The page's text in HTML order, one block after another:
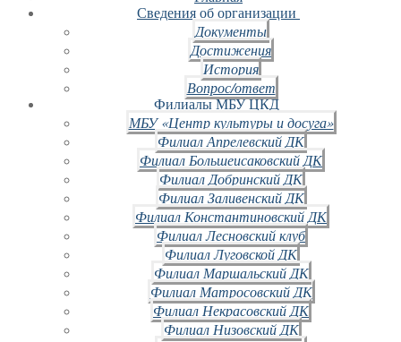
Сведения об организации
Документы
Достижения
История
Вопрос/ответ
Филиалы МБУ ЦКД
МБУ «Центр культуры и досуга»
Филиал Апрелевский ДК
Филиал Большеисаковский ДК
Филиал Добринский ДК
Филиал Заливенский ДК
Филиал Константиновский ДК
Филиал Лесновский клуб
Филиал Луговской ДК
Филиал Маршальский ДК
Филиал Матросовский ДК
Филиал Некрасовский ДК
Филиал Низовский ДК